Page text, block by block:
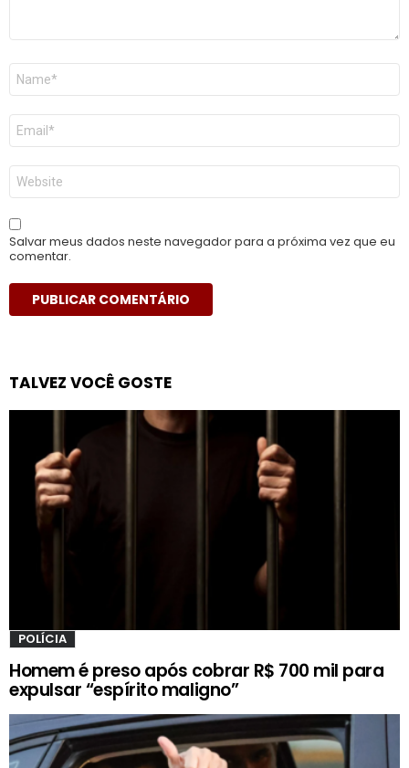
Nome
E-
mail
*
Site
Salvar meus dados neste navegador para a próxima vez que eu
comentar.
TALVEZ VOCÊ GOSTE
POLÍCIA
Homem é preso após cobrar R$ 700 mil para
expulsar “espírito maligno”